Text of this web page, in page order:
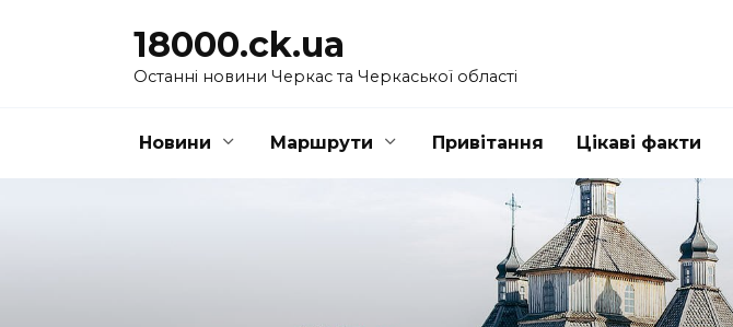
18000.ck.ua
Останні новини Черкас та Черкаської області
Новини Маршрути Привітання Цікаві факти